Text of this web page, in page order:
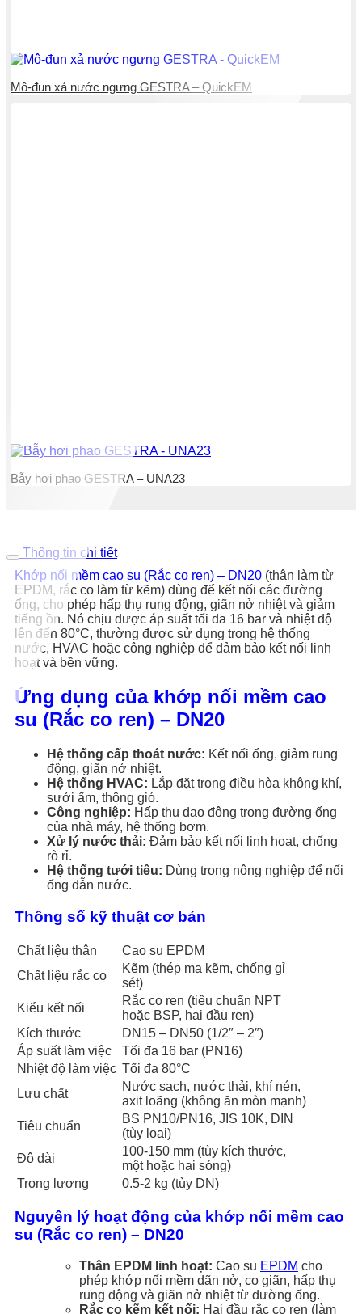
Mô-đun xả nước ngưng GESTRA – QuickEM
Bẫy hơi phao GESTRA – UNA23
Thông tin chi tiết
Khớp nối mềm cao su (Rắc co ren) – DN20 (thân làm từ
EPDM, rắc co làm từ kẽm) dùng để kết nối các đường
ống, cho phép hấp thụ rung động, giãn nở nhiệt và giảm
tiếng ồn. Nó chịu được áp suất tối đa 16 bar và nhiệt độ
lên đến 80°C, thường được sử dụng trong hệ thống
nước, HVAC hoặc công nghiệp để đảm bảo kết nối linh
hoạt và bền vững.
Ứng dụng của khớp nối mềm cao
su (Rắc co ren) – DN20
Hệ thống cấp thoát nước: Kết nối ống, giảm rung
động, giãn nở nhiệt.
Hệ thống HVAC: Lắp đặt trong điều hòa không khí,
sưởi ấm, thông gió.
Công nghiệp: Hấp thụ dao động trong đường ống
của nhà máy, hệ thống bơm.
Xử lý nước thải: Đảm bảo kết nối linh hoạt, chống
rò rỉ.
Hệ thống tưới tiêu: Dùng trong nông nghiệp để nối
ống dẫn nước.
Thông số kỹ thuật cơ bản
Chất liệu thân
Cao su EPDM
Chất liệu rắc co
Kẽm (thép mạ kẽm, chống gỉ
sét)
Kiểu kết nối
Rắc co ren (tiêu chuẩn NPT
hoặc BSP, hai đầu ren)
Kích thước
DN15 – DN50 (1/2″ – 2″)
Áp suất làm việc
Tối đa 16 bar (PN16)
Nhiệt độ làm việc Tối đa 80°C
Lưu chất
Nước sạch, nước thải, khí nén,
axit loãng (không ăn mòn mạnh)
Tiêu chuẩn
BS PN10/PN16, JIS 10K, DIN
(tùy loại)
Độ dài
100-150 mm (tùy kích thước,
một hoặc hai sóng)
Trọng lượng
0.5-2 kg (tùy DN)
Nguyên lý hoạt động của khớp nối mềm cao
su (Rắc co ren) – DN20
Thân EPDM linh hoạt: Cao su EPDM cho
phép khớp nối mềm dãn nở, co giãn, hấp thụ
rung động và giãn nở nhiệt từ đường ống.
Rắc co kẽm kết nối: Hai đầu rắc co ren (làm